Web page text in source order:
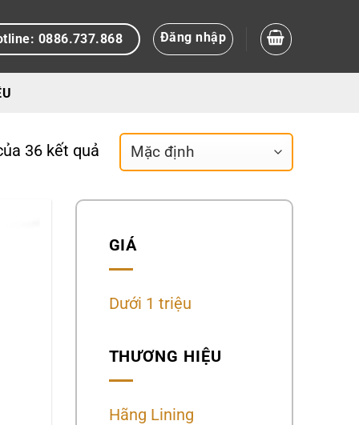
0886.737.868 Đăng nhập
36 kết quả
GIÁ
Dưới 1 triệu
THƯƠNG HIỆU
Hãng Lining